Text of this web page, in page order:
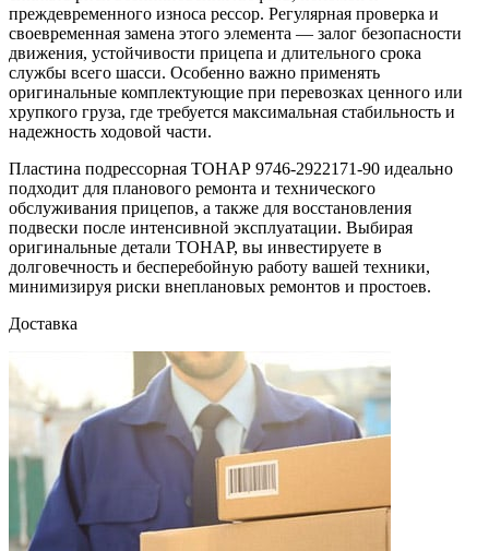
преждевременного износа рессор. Регулярная проверка и
своевременная замена этого элемента — залог безопасности
движения, устойчивости прицепа и длительного срока
службы всего шасси. Особенно важно применять
оригинальные комплектующие при перевозках ценного или
хрупкого груза, где требуется максимальная стабильность и
надежность ходовой части.
Пластина подрессорная ТОНАР 9746-2922171-90 идеально
подходит для планового ремонта и технического
обслуживания прицепов, а также для восстановления
подвески после интенсивной эксплуатации. Выбирая
оригинальные детали ТОНАР, вы инвестируете в
долговечность и бесперебойную работу вашей техники,
минимизируя риски внеплановых ремонтов и простоев.
Доставка